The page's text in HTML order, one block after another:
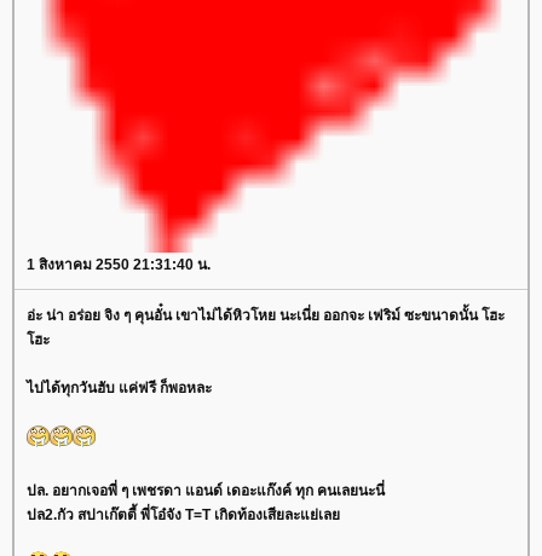
1 สิงหาคม 2550 21:31:40 น.
อ่ะ น่า อร่อย จิง ๆ คุนอั๋น เขาไม่ได้หิวโหย นะเนี่ย ออกจะ เฟริม์ ซะขนาดนั้น โฮะ
ฮะ
ไปได้ทุกวันฮับ แค่ฟรี ก็พอหละ
ปล. อยากเจอพี่ ๆ เพชรดา แอนด์ เดอะแก๊งค์ ทุก คนเลยนะนี่
ปล2.กัว สปาเก๊ตตี้ พี่โอ๋จัง T=T เกิดท้องเสียละแย่เล